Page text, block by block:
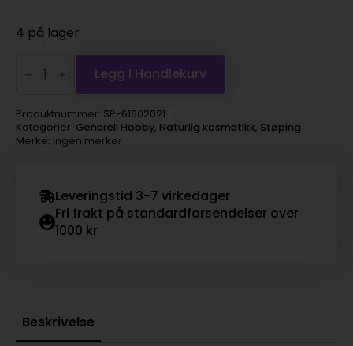
var:
kr 398,00.
er:
kr 229,00.
4 på lager
Cacao
butter
250g
antall
Legg I Handlekurv
Produktnummer: SP-61602021
Kategorier: Generell Hobby, Naturlig kosmetikk, Støping
Merke: Ingen merker
Leveringstid 3-7 virkedager
Fri frakt på standardforsendelser over
1000 kr
Beskrivelse